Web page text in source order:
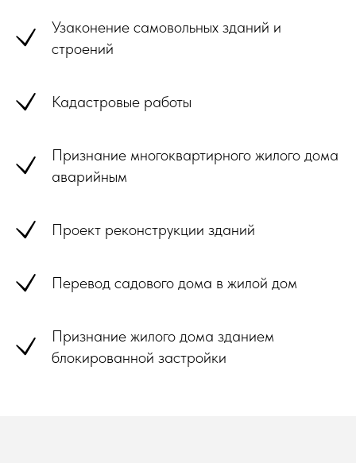
Узаконение самовольных зданий и
строений
Кадастровые работы
Признание многоквартирного жилого дома
аварийным
Проект реконструкции зданий
Перевод садового дома в жилой дом
Признание жилого дома зданием
блокированной застройки